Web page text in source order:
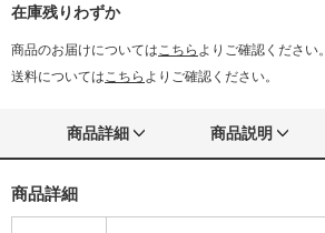
在庫残りわずか
商品のお届けについては こちら よりご確認ください。
送料については こちら よりご確認ください。
商品詳細 商品説明
商品詳細